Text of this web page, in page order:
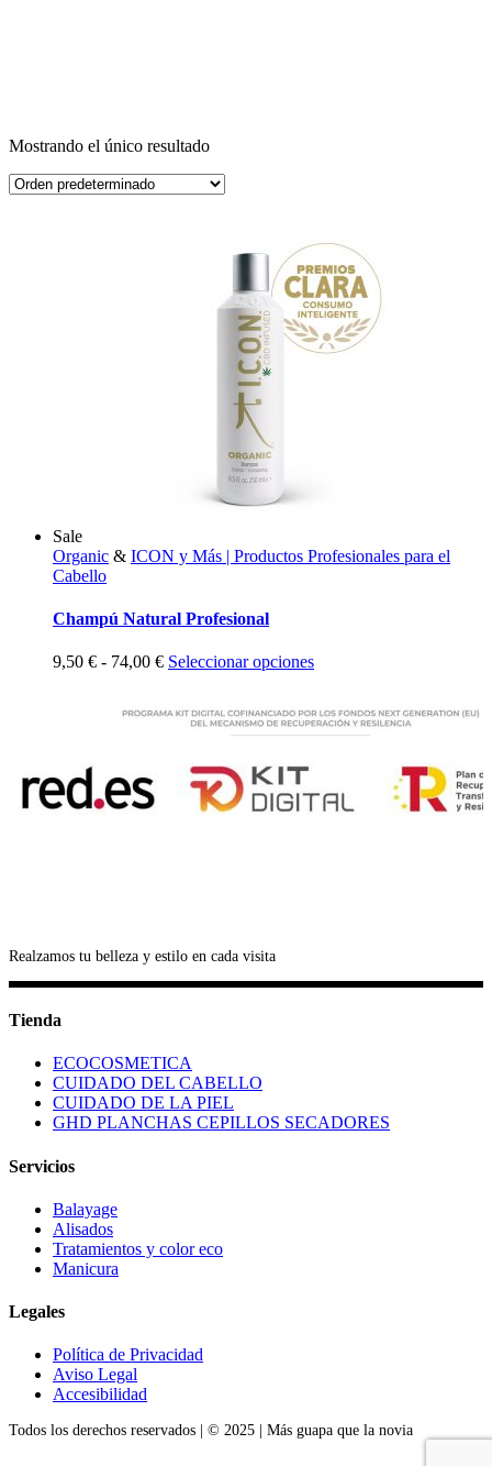
Mostrando el único resultado
Sale
Organic & ICON y Más | Productos Profesionales para el
Cabello
Champú Natural Profesional
9,50 € - 74,00 €Rango
desde
74,00 €
Seleccionar opcionesEste
múltiples
variantes.
se
Realzamos tu belleza y estilo en cada visita
Tienda
ECOCOSMETICA
CUIDADO DEL CABELLO
CUIDADO DE LA PIEL
GHD PLANCHAS CEPILLOS SECADORES
Servicios
Balayage
Alisados
Tratamientos y color eco
Manicura
Legales
Política de Privacidad
Aviso Legal
Accesibilidad
Todos los derechos reservados | © 2025 | Más guapa que la novia